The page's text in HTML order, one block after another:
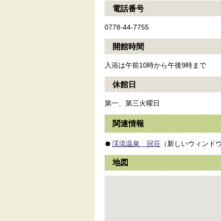
電話番号
0778-44-7755
開館時間
入浴は午前10時から午後9時まで
休館日
第一、第三火曜日
関連情報
渓流温泉 冠荘 （新しいウィンド
地図